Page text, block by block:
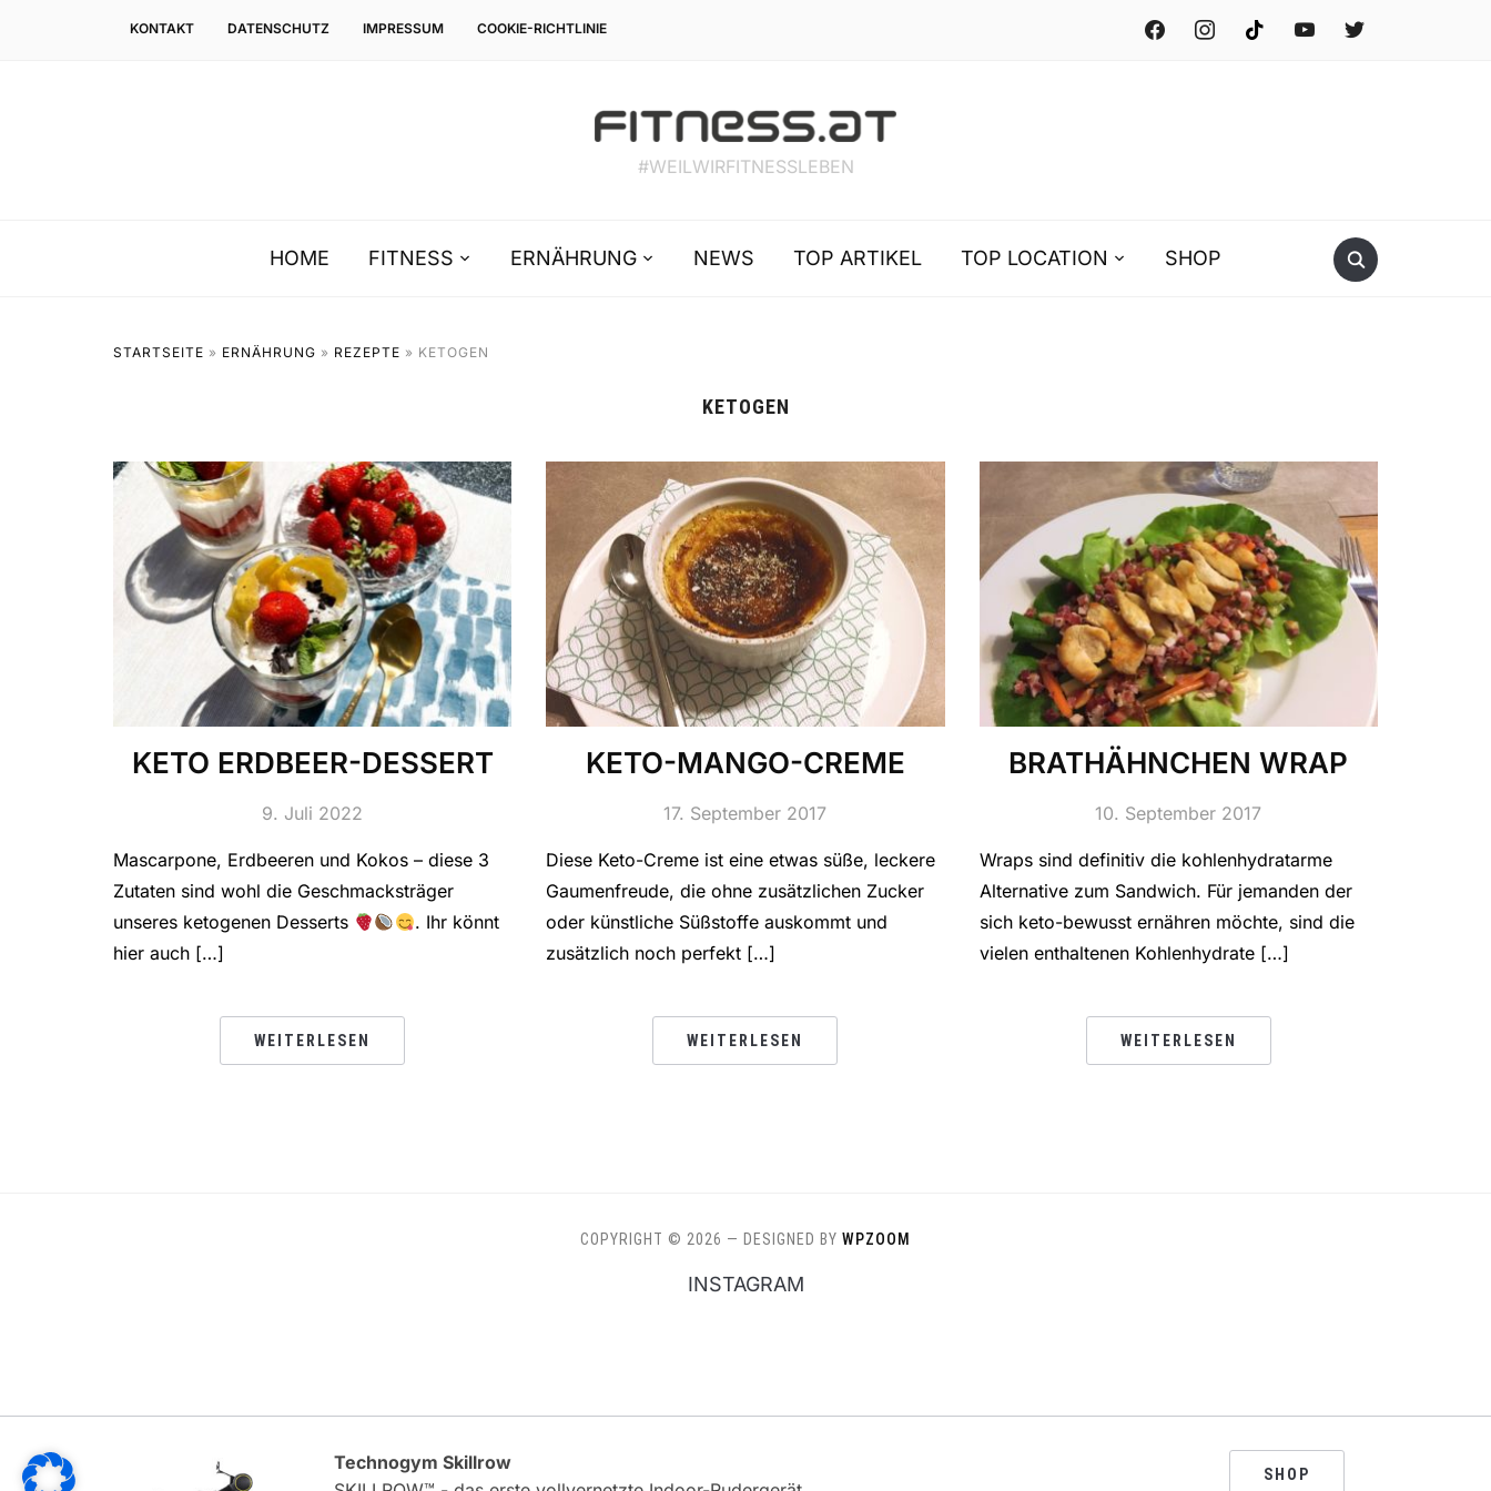
facebook instagramtiktok youtube twitter
KONTAKT DATENSCHUTZ IMPRESSUM COOKIE-RICHTLINIE
#WEILWIRFITNESSLEBEN
HOME FITNESS ERNÄHRUNG NEWS TOP ARTIKEL TOP LOCATION SHOP
STARTSEITE » ERNÄHRUNG » REZEPTE » KETOGEN
KETOGEN
KETO ERDBEER-DESSERT
9. Juli 2022
Mascarpone, Erdbeeren und Kokos – diese 3
Zutaten sind wohl die Geschmacksträger
unseres ketogenen Desserts
. Ihr könnt
hier auch […]
WEITERLESEN
KETO-MANGO-CREME
17. September 2017
Diese Keto-Creme ist eine etwas süße, leckere
Gaumenfreude, die ohne zusätzlichen Zucker
oder künstliche Süßstoffe auskommt und
zusätzlich noch perfekt […]
WEITERLESEN
BRATHÄHNCHEN WRAP
10. September 2017
Wraps sind definitiv die kohlenhydratarme
Alternative zum Sandwich. Für jemanden der
sich keto-bewusst ernähren möchte, sind die
vielen enthaltenen Kohlenhydrate […]
WEITERLESEN
COPYRIGHT © 2026 — DESIGNED BY WPZOOM
INSTAGRAM
Technogym Skillrow
SHOP